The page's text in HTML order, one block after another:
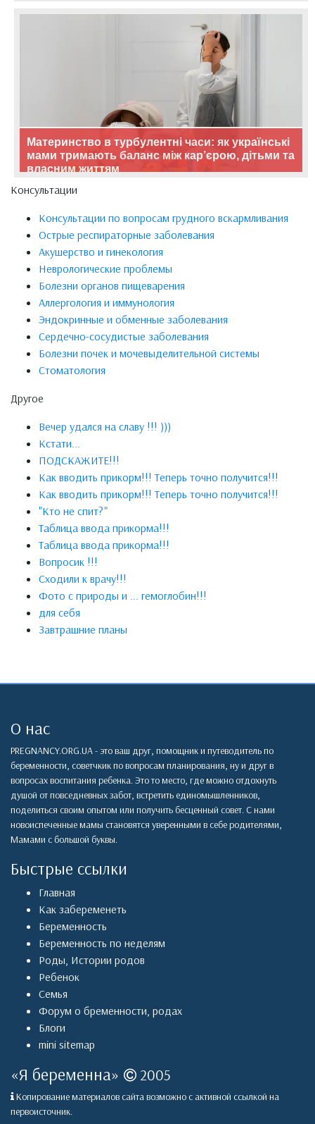
Материнство в турбулентні часи: як українські
мами тримають баланс між кар’єрою, дітьми та
власним життям
Консультации
Консультации по вопросам грудного вскармливания
Острые респираторные заболевания
Акушерство и гинекология
Неврологические проблемы
Болезни органов пищеварения
Аллергология и иммунология
Эндокринные и обменные заболевания
Сердечно-сосудистые заболевания
Болезни почек и мочевыделительной системы
Стоматология
Другое
Вечер удался на славу !!! )))
Кстати...
ПОДСКАЖИТЕ!!!
Как вводить прикорм!!! Теперь точно получится!!!
Как вводить прикорм!!! Теперь точно получится!!!
"Кто не спит?"
Таблица ввода прикорма!!!
Таблица ввода прикорма!!!
Вопросик !!!
Сходили к врачу!!!
Фото с природы и ... гемоглобин!!!
для себя
Завтрашние планы
О нас
PREGNANCY.ORG.UA - это ваш друг, помощник и путеводитель по
беременности, советчкик по вопросам планирования, ну и друг в
вопросах воспитания ребенка. Это то место, где можно отдохнуть
душой от повседневных забот, встретить единомышленников,
поделиться своим опытом или получить бесценный совет. С нами
новоиспеченные мамы становятся уверенными в себе родителями,
Мамами с большой буквы.
Быстрые ссылки
Главная
Как забеременеть
Беременность
Беременность по неделям
Роды, Истории родов
Ребенок
Семья
Форум о бременности, родах
Блоги
mini sitemap
«Я беременна» 2005
Копирование материалов сайта возможно с активной ссылкой на
первоисточник.